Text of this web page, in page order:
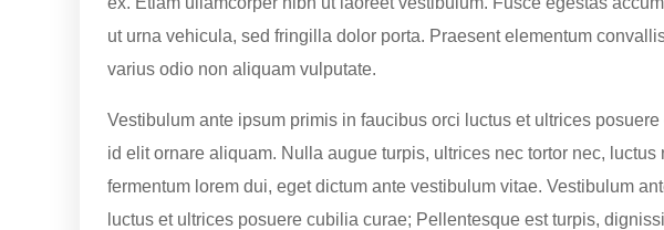
ut urna vehicula, sed fringilla dolor porta. Praesent elementum
varius odio non aliquam vulputate.
Vestibulum ante ipsum primis in faucibus orci luctus et ultrices
id elit ornare aliquam. Nulla augue turpis, ultrices nec tortor nec, luctus
fermentum lorem dui, eget dictum ante vestibulum vitae. Vestibulum
luctus et ultrices posuere cubilia curae; Pellentesque est turpis,